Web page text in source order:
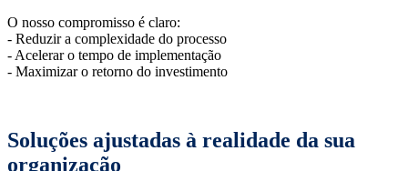
O nosso compromisso é claro:
- Reduzir a complexidade do processo
- Acelerar o tempo de implementação
- Maximizar o retorno do investimento
Soluções ajustadas à realidade da sua
organização